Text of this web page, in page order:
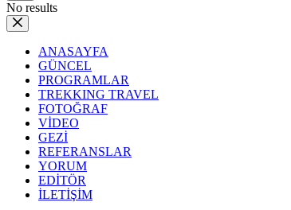
No results
ANASAYFA
GÜNCEL
PROGRAMLAR
TREKKING TRAVEL
FOTOĞRAF
VİDEO
GEZİ
REFERANSLAR
YORUM
EDİTÖR
İLETİŞİM